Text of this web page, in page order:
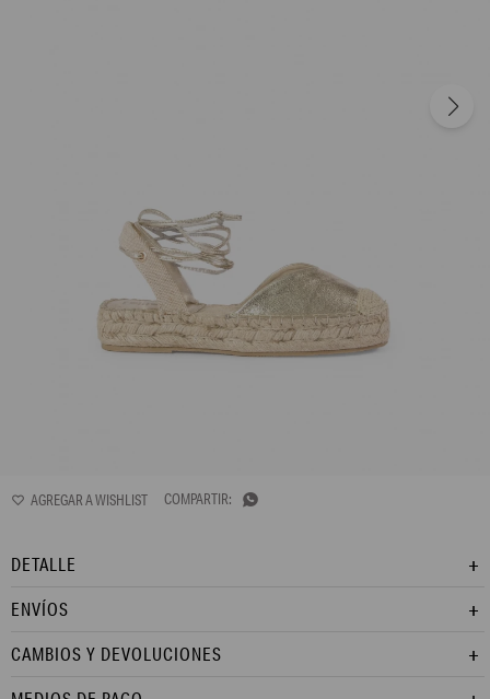

DETALLE
ENVÍOS
CAMBIOS Y DEVOLUCIONES